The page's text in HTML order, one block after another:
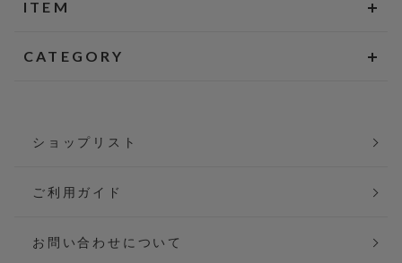
ITEM
CATEGORY
ショップリスト
ご利用ガイド
お問い合わせについて